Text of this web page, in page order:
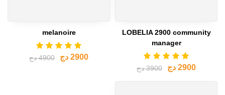
LOBELIA 2900 community
manager
2900 دج 3900 دج
melanoire
2900 دج 4900 دج